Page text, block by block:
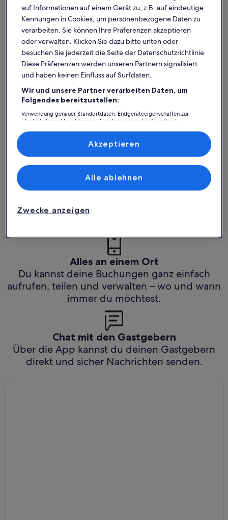
Was spricht für unsere App?
Immer in Verbindung
Du hast all deine Buchungsdetails immer
griffbereit, auch ohne WLAN!
Unser Kundenservice ist rund um die Uhr,
Alles an einem Ort
Du kannst deine Buchungen ganz einfach
aufrufen, teilen und verwalten – wo und wann
immer du möchtest.
Chat mit den Gastgebern
Über die App kannst du deinen Gastgebern
direkt und sicher Nachrichten senden.
auf Informationen auf einem Gerät zu, z.B. auf eindeutige
Kennungen in Cookies, um personenbezogene Daten zu
verarbeiten. Sie können Ihre Präferenzen akzeptieren
oder verwalten. Klicken Sie dazu bitte unten oder
besuchen Sie jederzeit die Seite der Datenschutzrichtlinie.
Diese Präferenzen werden unseren Partnern signalisiert
und haben keinen Einfluss auf Surfdaten.
Wir und unsere Partner verarbeiten Daten, um
Folgendes bereitzustellen:
Verwendung genauer Standortdaten. Endgeräteeigenschaften zur
Identifikation aktiv abfragen. Speichern von oder Zugriff auf
Inhalte, Messung von Werbeleistung und der Performance von Inhalten,
Zielgruppenforschung sowie Entwicklung und Verbesserung von
Liste der Partner (Lieferanten)
Zwecke anzeigen
Alle ablehnen
Akzeptieren